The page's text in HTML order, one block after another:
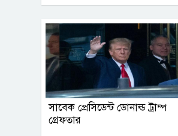
সাবেক প্রেসিডেন্ট ডোনাল্ড ট্রাম্প
গ্রেফতার